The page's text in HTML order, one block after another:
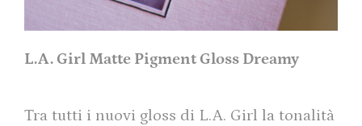
L.A. Girl Matte Pigment Gloss Dreamy
Tra tutti i nuovi gloss di L.A. Girl la tonalità